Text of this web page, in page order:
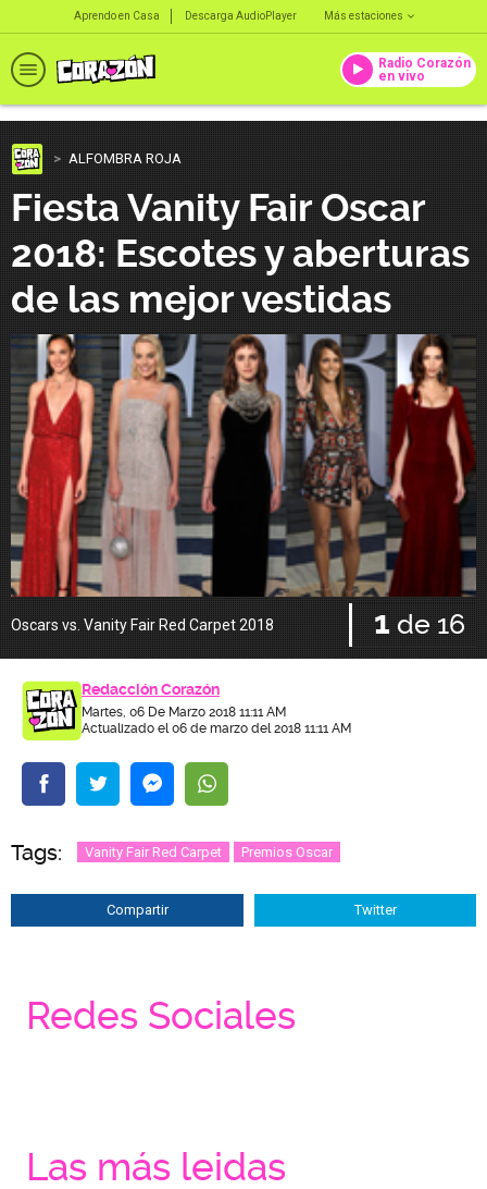
Aprendo en Casa Descarga AudioPlayer Más estaciones
Radio Corazón
en vivo
ALFOMBRA ROJA
Fiesta Vanity Fair Oscar
2018: Escotes y aberturas
de las mejor vestidas
Oscars vs. Vanity Fair Red Carpet 2018 1 de 16
Redacción Corazón
Martes, 06 De Marzo 2018 11:11 AM
Actualizado el 06 de marzo del 2018 11:11 AM
Tags: Vanity Fair Red Carpet Premios Oscar
Compartir Twitter
Redes Sociales
Las más leidas